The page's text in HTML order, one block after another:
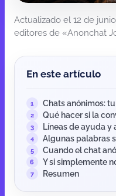
Actualizado el 12 de
editores de «Anonchat
En este artículo
1 Chats anónimos:
2 Qué hacer si la
3 Líneas de ayuda y
4 Algunas palabras
5 Cuando el chat
6 Y si simplemente
7 Resumen